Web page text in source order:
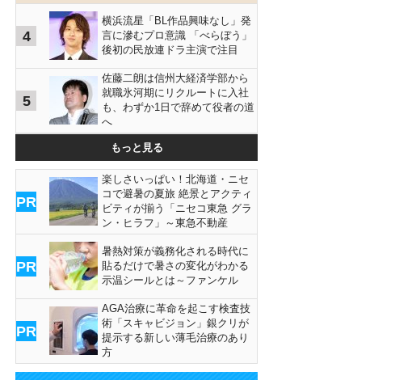
4
横浜流星「BL作品興味なし」発
言に滲むプロ意識 「べらぼう」
後初の民放連ドラ主演で注目
5
佐藤二朗は信州大経済学部から
就職氷河期にリクルートに入社
も、わずか1日で辞めて役者の道
へ
もっと見る
PR
楽しさいっぱい！北海道・ニセ
コで避暑の夏旅 絶景とアクティ
ビティが揃う「ニセコ東急 グラ
ン・ヒラフ」～東急不動産
PR
暑熱対策が義務化される時代に
貼るだけで暑さの変化がわかる
示温シールとは～ファンケル
PR
AGA治療に革命を起こす検査技
術「スキャビジョン」銀クリが
提示する新しい薄毛治療のあり
方